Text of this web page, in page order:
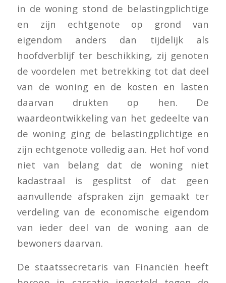
in de woning stond de belastingplichtige
en zijn echtgenote op grond van
eigendom anders dan tijdelijk als
hoofdverblijf ter beschikking, zij genoten
de voordelen met betrekking tot dat deel
van de woning en de kosten en lasten
daarvan drukten op hen. De
waardeontwikkeling van het gedeelte van
de woning ging de belastingplichtige en
zijn echtgenote volledig aan. Het hof vond
niet van belang dat de woning niet
kadastraal is gesplitst of dat geen
aanvullende afspraken zijn gemaakt ter
verdeling van de economische eigendom
van ieder deel van de woning aan de
bewoners daarvan.
De staatssecretaris van Financiën heeft